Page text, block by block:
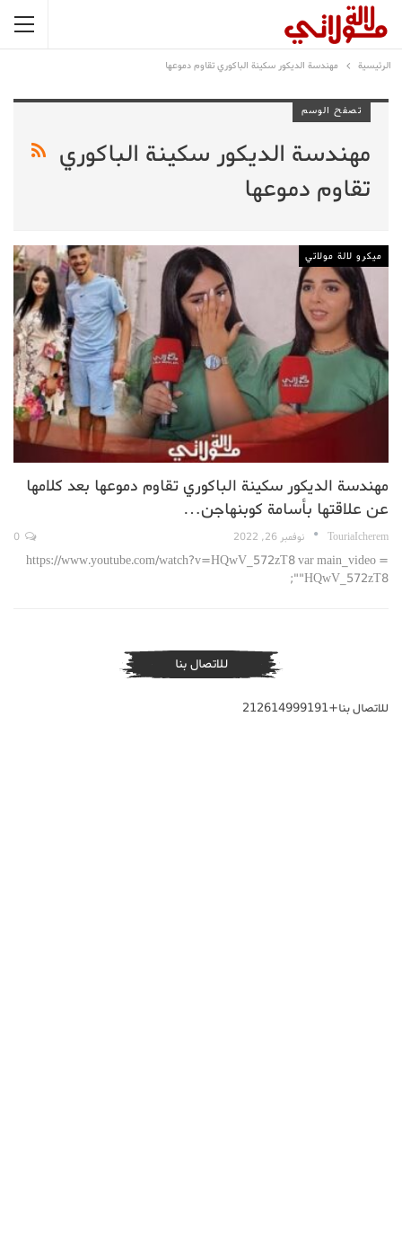
الرئيسية مهندسة الديكور سكينة الباكوري تقاوم دموعها
تصفح الوسم
مهندسة الديكور سكينة الباكوري
تقاوم دموعها
ميكرو لالة مولاتي
مهندسة الديكور سكينة الباكوري تقاوم دموعها بعد كلامها
عن علاقتها بأسامة كوبنهاجن…
TouriaIcherem نوفمبر 26, 2022
https://www.youtube.com/watch?v=HQwV_572zT8 var main_video =
"HQwV_572zT8";
للاتصال بنا
للاتصال بنا+212614999191